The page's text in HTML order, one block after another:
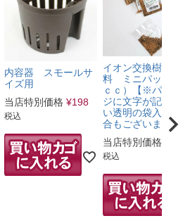
内容器 スモールサ
イズ用
当店特別価格 ¥198
税込
イオン交換樹脂肥
料 ミニパック（5
ｃｃ）【※パッケ
ジに文字が記載の
い透明の袋入りの
合もございます。
当店特別価格
税込